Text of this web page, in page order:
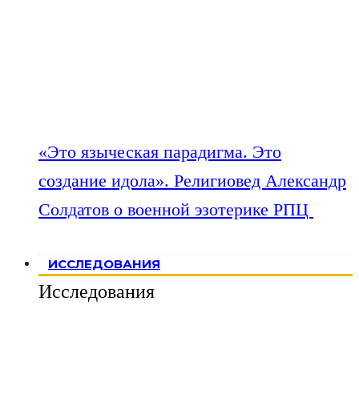
«Это языческая парадигма. Это
создание идола». Религиовед Александр
Солдатов о военной эзотерике РПЦ
ИССЛЕДОВАНИЯ
Исследования